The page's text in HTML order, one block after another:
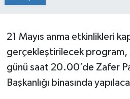
21 Mayıs anma etkinlikleri
gerçekleştirilecek program,
günü saat 20.00’de Zafer
Başkanlığı binasında